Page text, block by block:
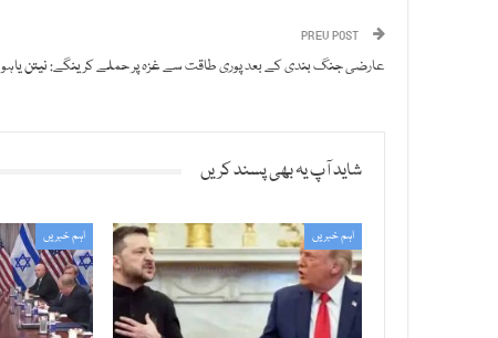
عارضی جنگ بندی کے بعد پوری طاقت سے غزہ پر حملے کرینگے: نیتن یاہو
شاید آپ یہ بھی پسند کریں
اہم خبریں اہم خبریں